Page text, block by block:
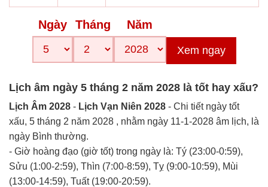
Ngày Tháng Năm
Xem ngay
Lịch âm ngày 5 tháng 2 năm 2028 là tốt hay xấu?
Lịch Âm 2028 - Lịch Vạn Niên 2028 - Chi tiết ngày tốt
xấu, 5 tháng 2 năm 2028 , nhằm ngày 11-1-2028 âm lịch, là
ngày Bình thường.
- Giờ hoàng đạo (giờ tốt) trong ngày là: Tý (23:00-0:59),
Sửu (1:00-2:59), Thìn (7:00-8:59), Tỵ (9:00-10:59), Mùi
(13:00-14:59), Tuất (19:00-20:59).